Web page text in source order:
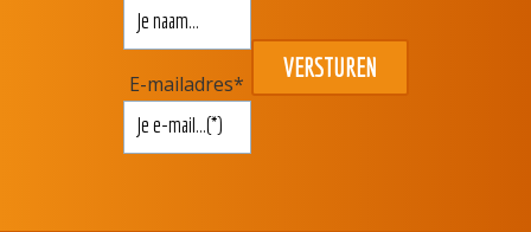
E-mailadres*